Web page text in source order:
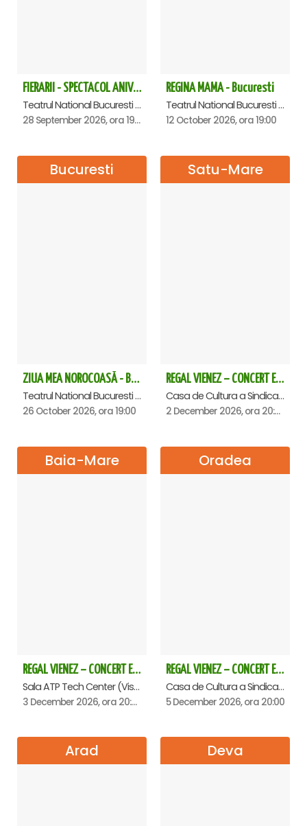
FIERARII - SPECTACOL ANIVERSAR GEORGE MIHĂIȚĂ
Teatrul National Bucuresti - Sala Ion Caramitru, Bucuresti
28 September 2026, ora 19:00
REGINA MAMA - Bucuresti
Teatrul National Bucuresti - Sala Ion Caramitru, Bucuresti
12 October 2026, ora 19:00
Bucuresti
ZIUA MEA NOROCOASĂ - Bucuresti
Teatrul National Bucuresti - Sala Ion Caramitru, Bucuresti
26 October 2026, ora 19:00
Satu-Mare
REGAL VIENEZ – CONCERT EXTRAORDINAR DE CRACIUN - Satu Mare
Casa de Cultura a Sindicatelor , Satu-Mare
2 December 2026, ora 20:00
Baia-Mare
REGAL VIENEZ – CONCERT EXTRAORDINAR DE CRACIUN - Baia Mare
Sala ATP Tech Center (Vis a vis de Auchan), Baia-Mare
3 December 2026, ora 20:00
Oradea
REGAL VIENEZ – CONCERT EXTRAORDINAR DE CRACIUN - Oradea
Casa de Cultura a Sindicatelor , Oradea
5 December 2026, ora 20:00
Arad Deva